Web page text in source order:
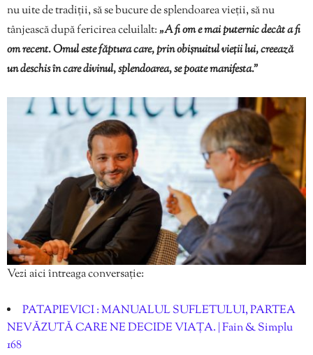
nu uite de tradiții, să se bucure de splendoarea vieții, să nu
tânjească după fericirea celuilalt:„A fi om e mai puternic decât a fi
om recent. Omul este făptura care, prin obișnuitul vieții lui, creează
un deschis în care divinul, splendoarea, se poate manifesta.”
Vezi aici întreaga conversație:
PATAPIEVICI : MANUALUL SUFLETULUI, PARTEA
NEVĂZUTĂ CARE NE DECIDE VIAȚA. | Fain & Simplu
168